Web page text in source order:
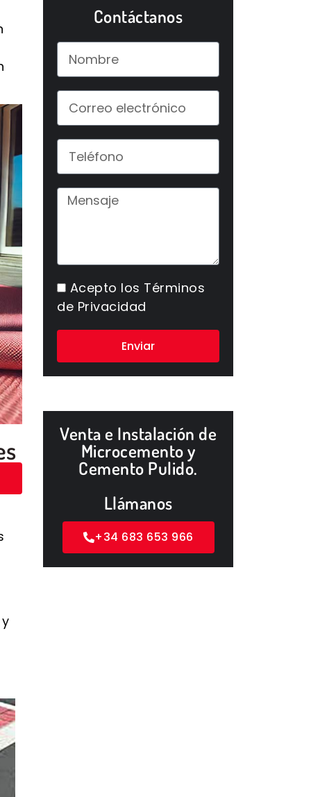
Contáctanos
Acepto los Términos
de Privacidad
Enviar
Venta e Instalación de
Microcemento y
Cemento Pulido.
Llámanos
+34 683 653 966